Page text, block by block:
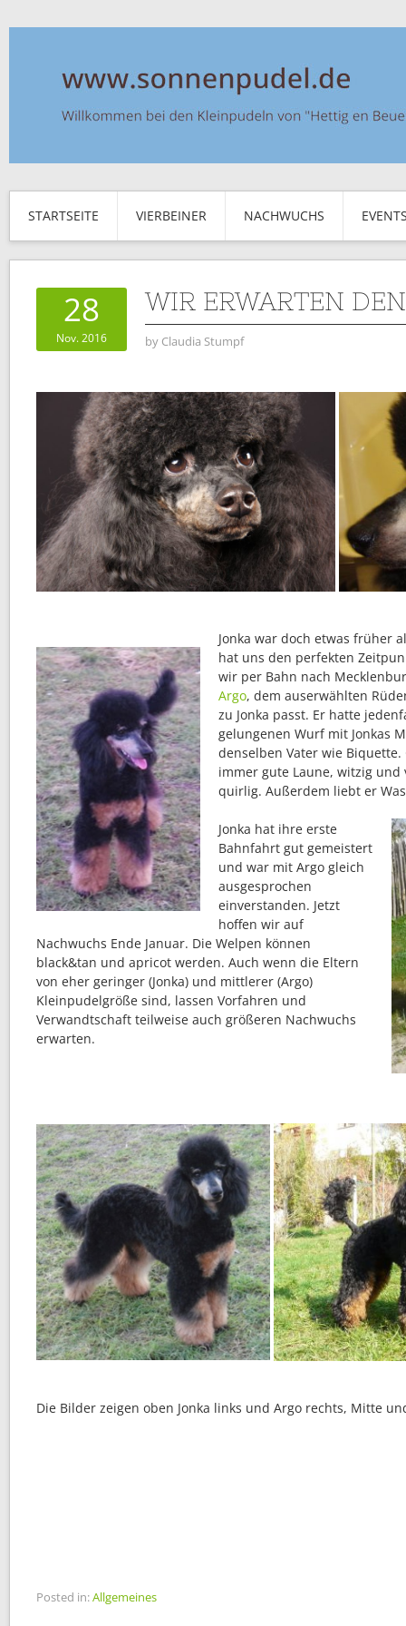
STARTSEITE VIERBEINER NACHWUCHS
28
Nov. 2016
WIR ERWARTEN
by Claudia Stumpf
Jonka war doch etwas früher
hat uns den perfekten
wir per Bahn nach
Argo, dem auserwählten
zu Jonka passt. Er hatte
gelungenen Wurf mit Jonkas
denselben Vater wie
immer gute Laune, witzig
quirlig. Außerdem liebt er
Jonka hat ihre erste
Bahnfahrt gut gemeistert
und war mit Argo gleich
ausgesprochen
einverstanden. Jetzt
hoffen wir auf
Nachwuchs Ende Januar. Die Welpen können
black&tan und apricot werden. Auch wenn die Eltern
von eher geringer (Jonka) und mittlerer (Argo)
Kleinpudelgröße sind, lassen Vorfahren und
Verwandtschaft teilweise auch größeren Nachwuchs
erwarten.
Die Bilder zeigen oben Jonka links und Argo rechts, Mitte
Posted in:Allgemeines